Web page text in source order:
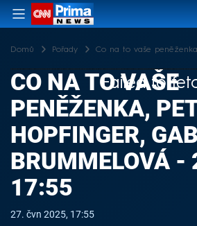
Domů Pořady Co na to vaše peněženka
Failed to
CO NA TO VAŠE
PENĚŽENKA,
HOPFINGER,
BRUMMELOVÁ -
17:55
27. čvn 2025, 17:55